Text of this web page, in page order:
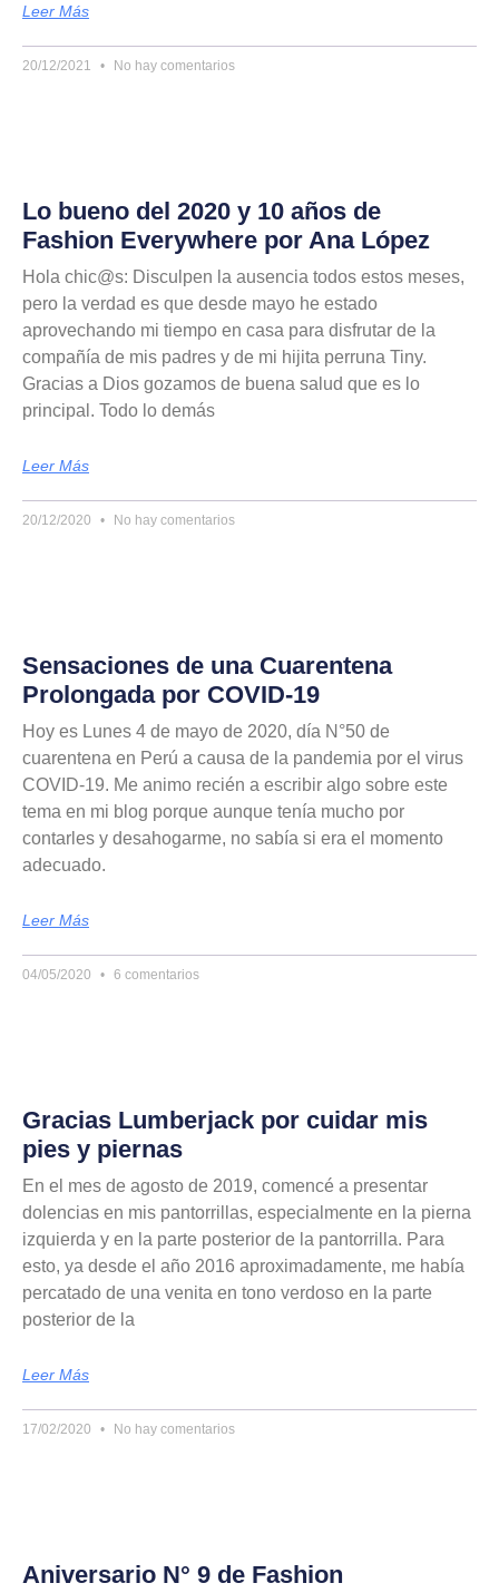
Leer Más
20/12/2021 No hay comentarios
Lo bueno del 2020 y 10 años de
Fashion Everywhere por Ana López
Hola chic@s: Disculpen la ausencia todos estos meses,
pero la verdad es que desde mayo he estado
aprovechando mi tiempo en casa para disfrutar de la
compañía de mis padres y de mi hijita perruna Tiny.
Gracias a Dios gozamos de buena salud que es lo
principal. Todo lo demás
Leer Más
20/12/2020 No hay comentarios
Sensaciones de una Cuarentena
Prolongada por COVID-19
Hoy es Lunes 4 de mayo de 2020, día N°50 de
cuarentena en Perú a causa de la pandemia por el virus
COVID-19. Me animo recién a escribir algo sobre este
tema en mi blog porque aunque tenía mucho por
contarles y desahogarme, no sabía si era el momento
adecuado.
Leer Más
04/05/2020 6 comentarios
Gracias Lumberjack por cuidar mis
pies y piernas
En el mes de agosto de 2019, comencé a presentar
dolencias en mis pantorrillas, especialmente en la pierna
izquierda y en la parte posterior de la pantorrilla. Para
esto, ya desde el año 2016 aproximadamente, me había
percatado de una venita en tono verdoso en la parte
posterior de la
Leer Más
17/02/2020 No hay comentarios
Aniversario N° 9 de Fashion